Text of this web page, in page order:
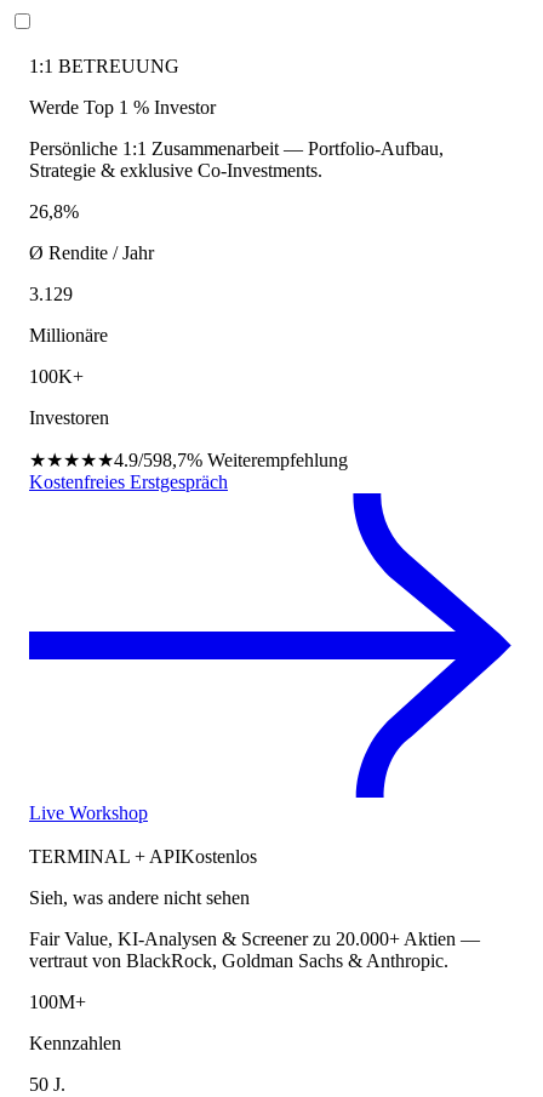
1:1 BETREUUNG
Werde Top 1 % Investor
Persönliche 1:1 Zusammenarbeit — Portfolio-Aufbau,
Strategie & exklusive Co-Investments.
26,8%
Ø Rendite / Jahr
3.129
Millionäre
100K+
Investoren
★★★★★4.9/598,7% Weiterempfehlung
Kostenfreies Erstgespräch
Live Workshop
TERMINAL + APIKostenlos
Sieh, was andere nicht sehen
Fair Value, KI-Analysen & Screener zu 20.000+ Aktien —
vertraut von BlackRock, Goldman Sachs & Anthropic.
100M+
Kennzahlen
50 J.